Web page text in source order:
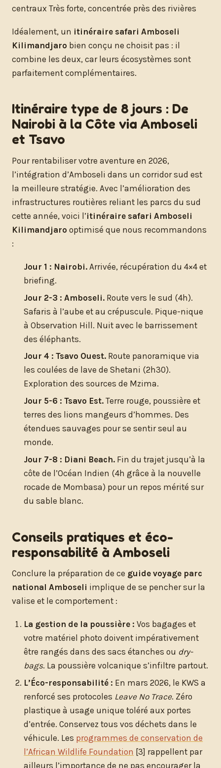
centraux Très forte, concentrée près des rivières
Idéalement, un itinéraire safari Amboseli
Kilimandjaro bien conçu ne choisit pas : il
combine les deux, car leurs écosystèmes sont
parfaitement complémentaires.
Itinéraire type de 8 jours : De
Nairobi à la Côte via Amboseli
et Tsavo
Pour rentabiliser votre aventure en 2026,
l’intégration d’Amboseli dans un corridor sud est
la meilleure stratégie. Avec l’amélioration des
infrastructures routières reliant les parcs du sud
cette année, voici l’itinéraire safari Amboseli
Kilimandjaro optimisé que nous recommandons
:
Jour 1 : Nairobi. Arrivée, récupération du 4×4 et
briefing.
Jour 2-3 : Amboseli. Route vers le sud (4h).
Safaris à l’aube et au crépuscule. Pique-nique
à Observation Hill. Nuit avec le barrissement
des éléphants.
Jour 4 : Tsavo Ouest. Route panoramique via
les coulées de lave de Shetani (2h30).
Exploration des sources de Mzima.
Jour 5-6 : Tsavo Est. Terre rouge, poussière et
terres des lions mangeurs d’hommes. Des
étendues sauvages pour se sentir seul au
monde.
Jour 7-8 : Diani Beach. Fin du trajet jusqu’à la
côte de l’Océan Indien (4h grâce à la nouvelle
rocade de Mombasa) pour un repos mérité sur
du sable blanc.
Conseils pratiques et éco-
responsabilité à Amboseli
Conclure la préparation de ce guide voyage parc
national Amboseli implique de se pencher sur la
valise et le comportement :
La gestion de la poussière : Vos bagages et
votre matériel photo doivent impérativement
être rangés dans des sacs étanches ou dry-
bags. La poussière volcanique s’infiltre partout.
L’Éco-responsabilité : En mars 2026, le KWS a
renforcé ses protocoles Leave No Trace. Zéro
plastique à usage unique toléré aux portes
d’entrée. Conservez tous vos déchets dans le
véhicule. Les programmes de conservation de
l’African Wildlife Foundation [3] rappellent par
ailleurs l’importance de ne pas encourager la